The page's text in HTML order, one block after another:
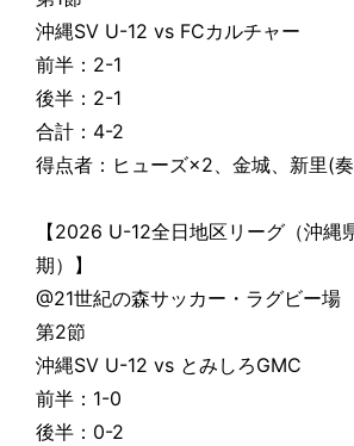
沖縄SV U-12 vs FCカルチャー
前半：2-1
後半：2-1
合計：4-2
得点者：ヒューズ×2、金城、新里(
【2026 U-12全日地区リーグ（沖縄
期）】
@21世紀の森サッカー・ラグビー場
第2節
沖縄SV U-12 vs とみしろGMC
前半：1-0
後半：0-2